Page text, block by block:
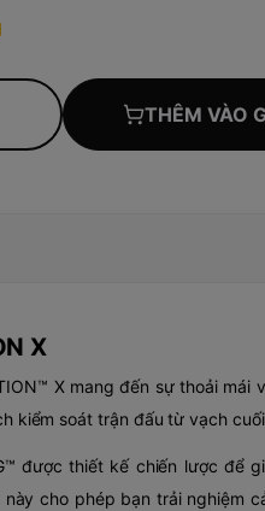
THÊM VÀO
X
X mang đến sự thoải mái
kiểm soát trận đấu từ vạch
được thiết kế chiến lược để
cho phép bạn trải nghiệm